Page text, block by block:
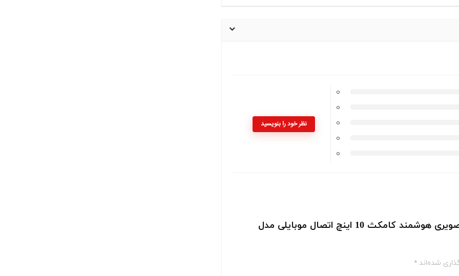
0
0
0
0
0
نظر خود را بنویسید
اولین نفری باشید که بررسی می کند “آیفون تصویری هوشمند کامکث 10 اینچ اتصال موبایلی مدل
شده‌اند *